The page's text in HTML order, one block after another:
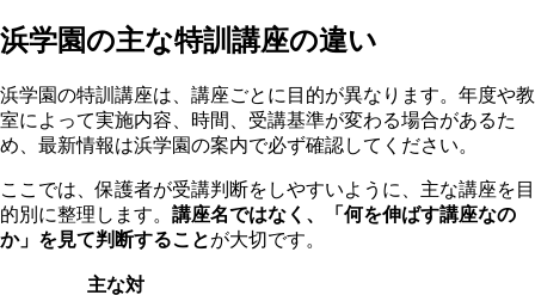
浜学園の主な特訓講座の違い
浜学園の特訓講座は、講座ごとに目的が異なります。年度や教
室によって実施内容、時間、受講基準が変わる場合があるた
め、最新情報は浜学園の案内で必ず確認してください。
ここでは、保護者が受講判断をしやすいように、主な講座を目
的別に整理します。 講座名ではなく、「何を伸ばす講座なの
か」を見て判断することが大切です。
主な対